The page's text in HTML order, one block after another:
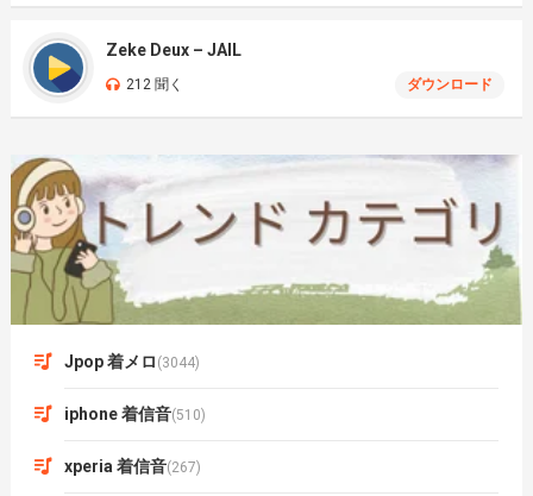
Zeke Deux – JAIL
212 聞く ダウンロード
Jpop 着メロ (3044)
iphone 着信音(510)
xperia 着信音(267)